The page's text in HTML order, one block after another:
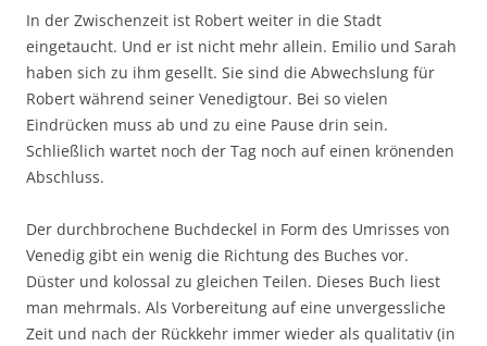
In der Zwischenzeit ist Robert weiter in die Stadt
eingetaucht. Und er ist nicht mehr allein. Emilio und Sarah
haben sich zu ihm gesellt. Sie sind die Abwechslung für
Robert während seiner Venedigtour. Bei so vielen
Eindrücken muss ab und zu eine Pause drin sein.
Schließlich wartet noch der Tag noch auf einen krönenden
Abschluss.
Der durchbrochene Buchdeckel in Form des Umrisses von
Venedig gibt ein wenig die Richtung des Buches vor.
Düster und kolossal zu gleichen Teilen. Dieses Buch liest
man mehrmals. Als Vorbereitung auf eine unvergessliche
Zeit und nach der Rückkehr immer wieder als qualitativ (in